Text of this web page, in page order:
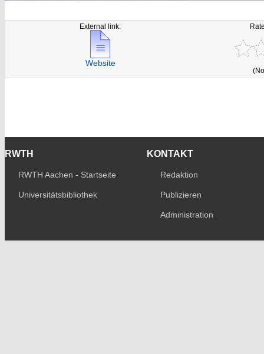
External link:
Website
RWTH
RWTH Aachen - Startseite
Universitätsbibliothek
KONTAKT
Redaktion
Publizieren
Administration